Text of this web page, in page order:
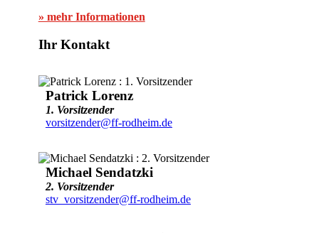
» mehr Informationen
Ihr Kontakt
Patrick Lorenz
1. Vorsitzender
vorsitzender@ff-rodheim.de
Michael Sendatzki
2. Vorsitzender
stv_vorsitzender@ff-rodheim.de